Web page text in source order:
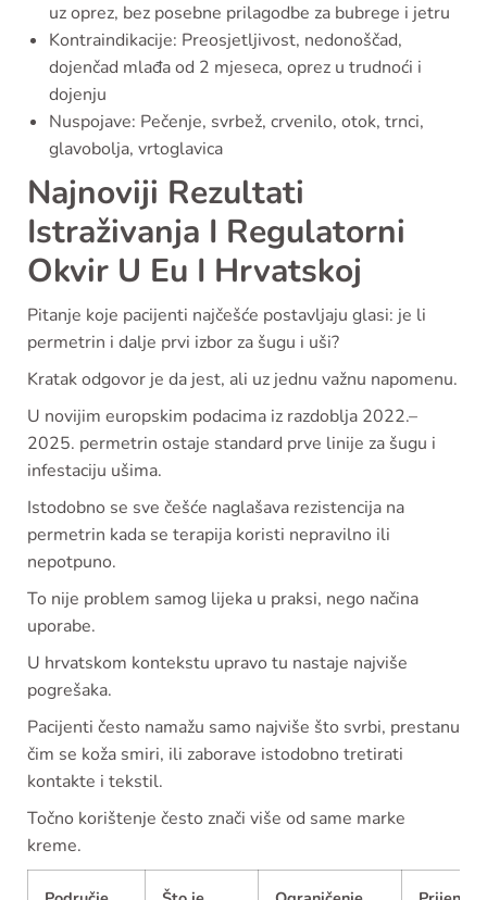
uz oprez, bez posebne prilagodbe za bubrege i jetru
Kontraindikacije: Preosjetljivost, nedonoščad,
dojenčad mlađa od 2 mjeseca, oprez u trudnoći i
dojenju
Nuspojave: Pečenje, svrbež, crvenilo, otok, trnci,
glavobolja, vrtoglavica
Najnoviji Rezultati
Istraživanja I Regulatorni
Okvir U Eu I Hrvatskoj
Pitanje koje pacijenti najčešće postavljaju glasi: je li
permetrin i dalje prvi izbor za šugu i uši?
Kratak odgovor je da jest, ali uz jednu važnu napomenu.
U novijim europskim podacima iz razdoblja 2022.–
2025. permetrin ostaje standard prve linije za šugu i
infestaciju ušima.
Istodobno se sve češće naglašava rezistencija na
permetrin kada se terapija koristi nepravilno ili
nepotpuno.
To nije problem samog lijeka u praksi, nego načina
uporabe.
U hrvatskom kontekstu upravo tu nastaje najviše
pogrešaka.
Pacijenti često namažu samo najviše što svrbi, prestanu
čim se koža smiri, ili zaborave istodobno tretirati
kontakte i tekstil.
Točno korištenje često znači više od same marke
kreme.